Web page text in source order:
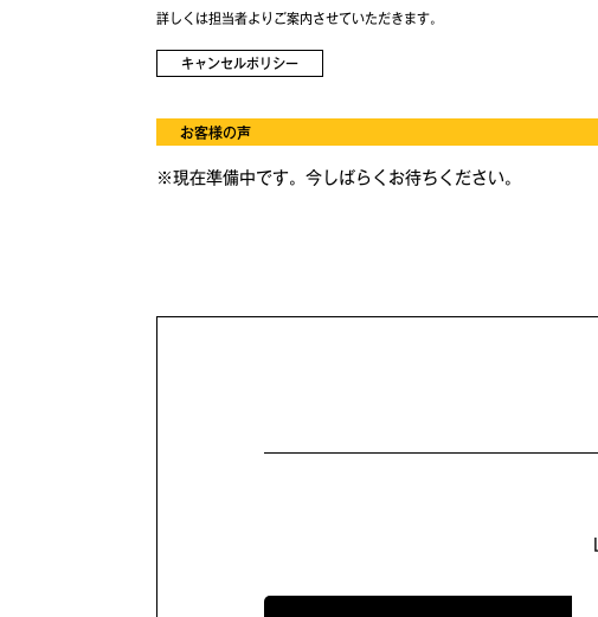
詳しくは担当者よりご案内させていただきます。
キャンセルポリシー
お客様の声
※現在準備中です。今しばらくお待ちください。